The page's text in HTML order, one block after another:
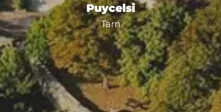
Puycelsi
Tarn